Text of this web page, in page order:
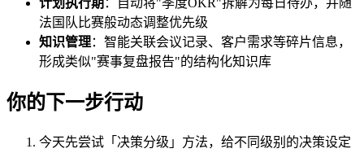
法国队比赛般动态调整优先级
知识管理：智能关联会议记录、客户需求等碎片信息，
形成类似"赛事复盘报告"的结构化知识库
你的下一步行动
今天先尝试「决策分级」方法，给不同级别的决策设定